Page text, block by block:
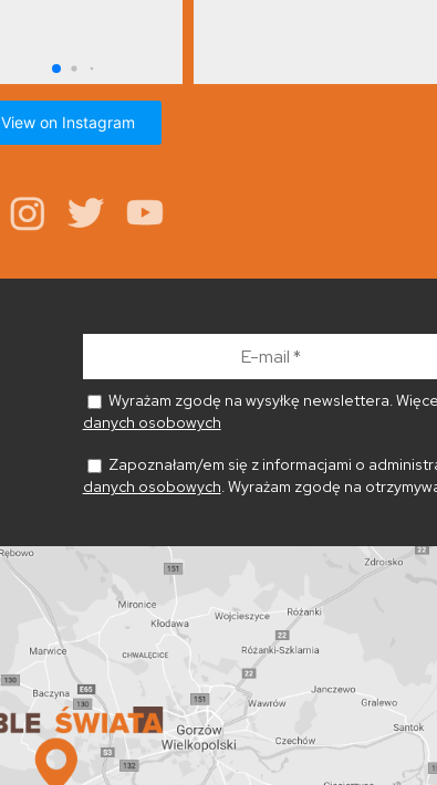
View on Instagram
Wyrażam zgodę na wysyłkę newslettera.
danych osobowych
Zapoznałam/em się z informacjami o
danych osobowych. Wyrażam zgodę na